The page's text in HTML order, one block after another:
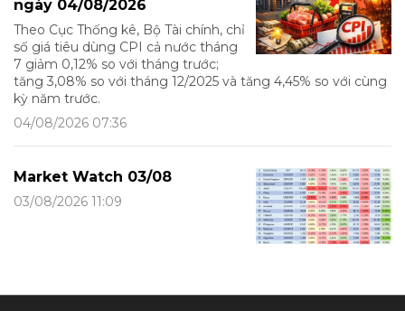
ngày 04/08/2026
Theo Cục Thống kê, Bộ Tài chính, chỉ
số giá tiêu dùng CPI cả nước tháng
7 giảm 0,12% so với tháng trước;
tăng 3,08% so với tháng 12/2025 và tăng 4,45% so với cùng
kỳ năm trước.
04/08/2026 07:36
Market Watch 03/08
03/08/2026 11:09